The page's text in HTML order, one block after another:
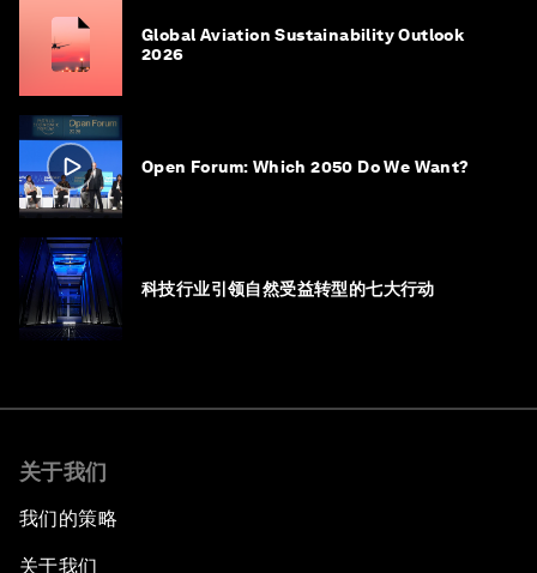
Global Aviation Sustainability Outlook
2026
Open Forum: Which 2050 Do We Want?
科技行业引领自然受益转型的七大行动
关于我们
我们的策略
关于我们